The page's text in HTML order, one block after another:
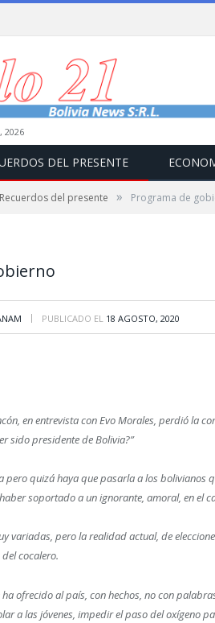
2026
DEL PRESENTE
Recuerdos del presente » Programa de
| PUBLICADO EL 18 AGOSTO, 2020
en entrevista con Evo Morales, perdió la
sido presidente de Bolivia?”
pero quizá haya que pasarla a los bolivianos
soportado a un ignorante, amoral, en el
variadas, pero la realidad actual, de
cocalero.
ofrecido al país, con hechos, no con
a las jóvenes, impedir el paso del oxígeno